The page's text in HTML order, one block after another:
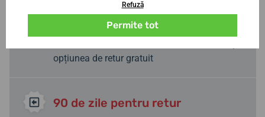
Livrare gratuită
livrăm gratuit în toată Cehia și Slovacia
opțiunea de retur gratuit
90 de zile pentru retur
Refuză
Permite tot